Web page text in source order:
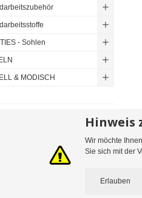
- Sohlen
& MODISCH
Erweiterte Suche
Belousek & Co. Gesellschaft m.b.H.
Hinweis
Wir möchte
Sie sich mit der
Erlauben